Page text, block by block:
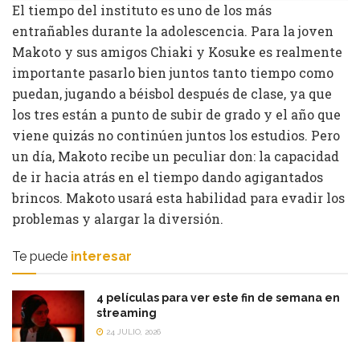
El tiempo del instituto es uno de los más
entrañables durante la adolescencia. Para la joven
Makoto y sus amigos Chiaki y Kosuke es realmente
importante pasarlo bien juntos tanto tiempo como
puedan, jugando a béisbol después de clase, ya que
los tres están a punto de subir de grado y el año que
viene quizás no continúen juntos los estudios. Pero
un día, Makoto recibe un peculiar don: la capacidad
de ir hacia atrás en el tiempo dando agigantados
brincos. Makoto usará esta habilidad para evadir los
problemas y alargar la diversión.
Te puede interesar
4 películas para ver este fin de semana en
streaming
24 JULIO, 2026